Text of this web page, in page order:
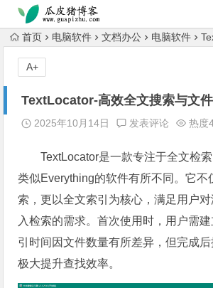
跳转到主内容
首页 电脑软件 文档办公 电脑软件
TextLocator-高效全文搜索与文
2025年10月14日 发表评论 热度
TextLocator是一款专注于全文检
类似Everything的软件有所不同。它不
索，更以全文索引为核心，满足用户
入检索的需求。首次使用时，用户需
引时间因文件数量有所差异，但完成后
极大提升查找效率。
A+